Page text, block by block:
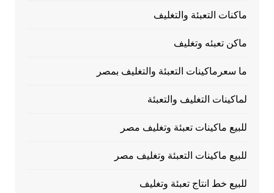
ماكنات التعبئة والتغليف
ماكن تعبئه وتغليف
ما سعرماكينات التعبئة والتغليف بمصر
لماكينات التغليف والتعبئة
للبيع ماكينات تعبئة وتغليف مصر
للبيع ماكينات التعبئة وتغليف مصر
للبيع خط انتاج تعبئة وتغليف